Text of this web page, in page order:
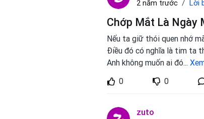
2 năm trước Lời
Chớp Mắt Là Ngày
Nếu ta giữ thói quen nhớ
Điều đó có nghĩa là tim ta
Anh không muốn ai đó...
0
0
zuto